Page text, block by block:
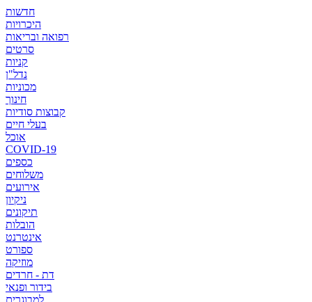
חדשות
היכרויות
רפואה ובריאות
סרטים
קניות
נדל"ן
מכוניות
חינוך
קבוצות סודיות
בעלי חיים
אוכל
COVID-19
כספים
משלוחים
אירועים
ניקיון
תיקונים
הובלות
אינטרנט
ספורט
מוזיקה
דת - חרדים
בידור ופנאי
למבוגרים